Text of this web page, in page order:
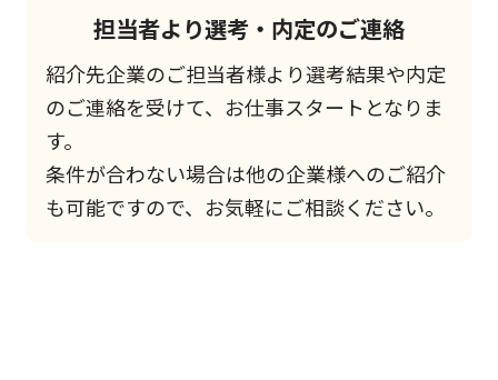
担当者より選考・内定のご連絡
紹介先企業のご担当者様より選考結果や内定
のご連絡を受けて、お仕事スタートとなりま
す。
条件が合わない場合は他の企業様へのご紹介
も可能ですので、お気軽にご相談ください。